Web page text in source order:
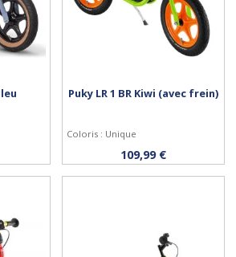
Acheter
Puky LR 1 BR Kiwi (avec frein)
Coloris : Unique
109,99 €